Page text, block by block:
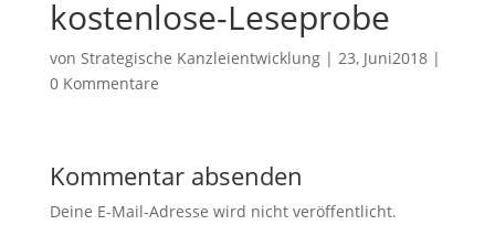
kostenlose-Leseprobe
von Strategische Kanzleientwicklung| 23, Juni2018|
0 Kommentare
Kommentar absenden
Deine E-Mail-Adresse wird nicht veröffentlicht.